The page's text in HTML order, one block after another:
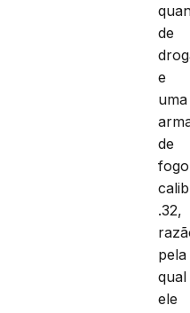
de
e
uma
de
fogo
.32,
pela
qual
ele